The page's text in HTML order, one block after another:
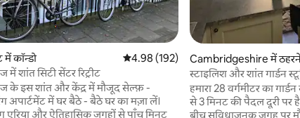
में कॉन्डो औसत रेटिंग 5 में से 4.98, 192 समीक्षाएँ
4.98 (192)
में शांत सिटी सेंटर रिट्रीट
के इस शांत और केंद्र में मौजूद सेल्फ़ -
अपार्टमेंट में घर बैठे - बैठे घर का मज़ा लें।
एरिया और ऐतिहासिक जगहों से पाँच मिनट
Cambridgeshire में
ह
स्टाइलिश और शांत गार्डन
हमारा 28 वर्गमीटर का
से 3 मिनट की पैदल दूरी पर
बीच सुविधाजनक जगह पर